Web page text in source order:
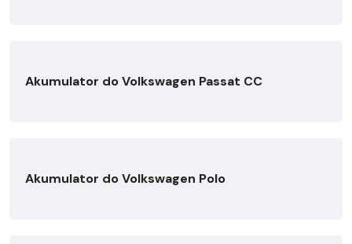
Akumulator do Volkswagen Passat CC
Akumulator do Volkswagen Polo